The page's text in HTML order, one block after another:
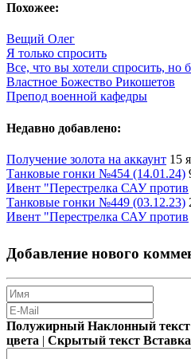
Похожее:
Вещий Олег
Я только спросить
Все, что вы хотели спросить, но
Властное Божество Рикошетов
Препод военной кафедры
Недавно добавлено:
Получение золота на аккаунт 15
Танковые гонки №454 (14.01.24)
Ивент "Перестрелка САУ против
Танковые гонки №449 (03.12.23)
Ивент "Перестрелка САУ против
Добавление нового
Полужирный Наклонный текст
цвета | Скрытый текст